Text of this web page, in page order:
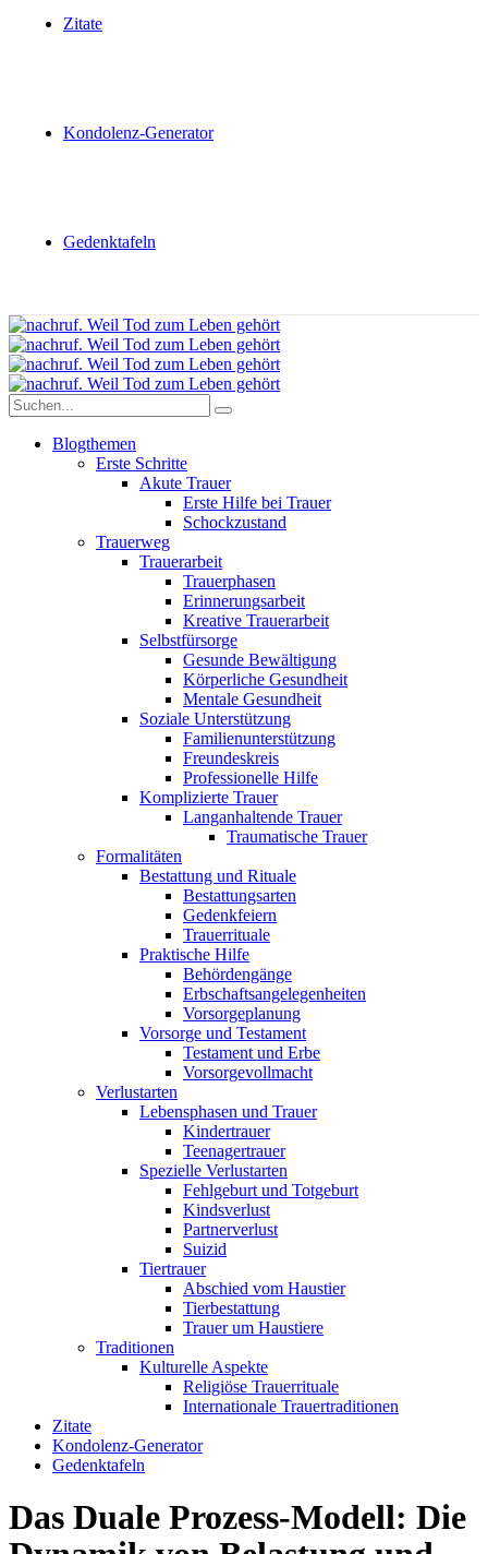
Zitate
Kondolenz-Generator
Gedenktafeln
Blogthemen
Erste Schritte
Akute Trauer
Erste Hilfe bei Trauer
Schockzustand
Trauerweg
Trauerarbeit
Trauerphasen
Erinnerungsarbeit
Kreative Trauerarbeit
Selbstfürsorge
Gesunde Bewältigung
Körperliche Gesundheit
Mentale Gesundheit
Soziale Unterstützung
Familienunterstützung
Freundeskreis
Professionelle Hilfe
Komplizierte Trauer
Langanhaltende Trauer
Traumatische Trauer
Formalitäten
Bestattung und Rituale
Bestattungsarten
Gedenkfeiern
Trauerrituale
Praktische Hilfe
Behördengänge
Erbschaftsangelegenheiten
Vorsorgeplanung
Vorsorge und Testament
Testament und Erbe
Vorsorgevollmacht
Verlustarten
Lebensphasen und Trauer
Kindertrauer
Teenagertrauer
Spezielle Verlustarten
Fehlgeburt und Totgeburt
Kindsverlust
Partnerverlust
Suizid
Tiertrauer
Abschied vom Haustier
Tierbestattung
Trauer um Haustiere
Traditionen
Kulturelle Aspekte
Religiöse Trauerrituale
Internationale Trauertraditionen
Zitate
Kondolenz-Generator
Gedenktafeln
Das Duale Prozess-Modell: Die